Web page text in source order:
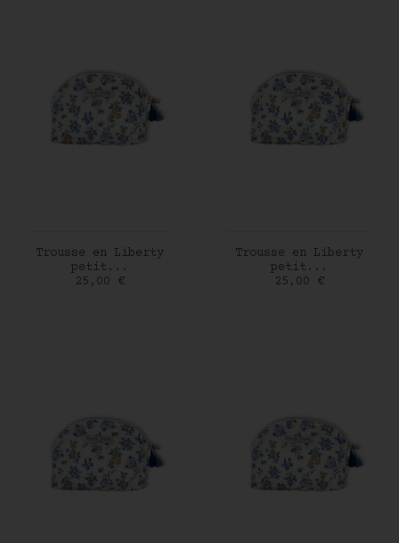
AJOUTER AU PANIER
Trousse en Liberty
petit...
Prix
25,00 €
AJOUTER AU PANIER
Trousse en Liberty
petit...
Prix
25,00 €